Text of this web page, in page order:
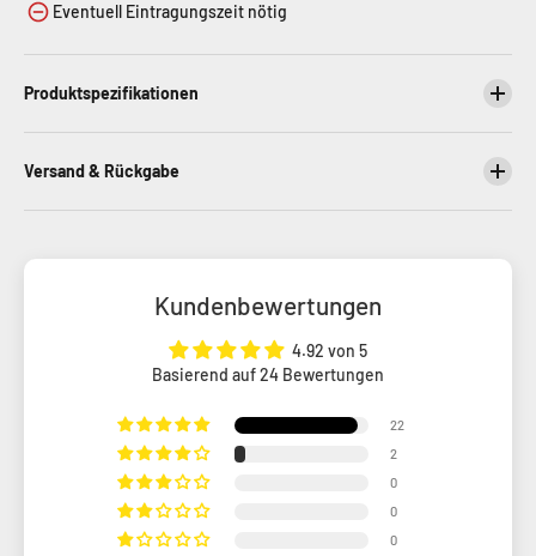
Eventuell Eintragungszeit nötig
Produktspezifikationen
Versand & Rückgabe
Kundenbewertungen
4.92 von 5
Basierend auf 24 Bewertungen
22
2
0
0
0